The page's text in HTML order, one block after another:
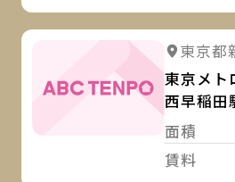
東京都
東京メト
西早稲
面積
賃料